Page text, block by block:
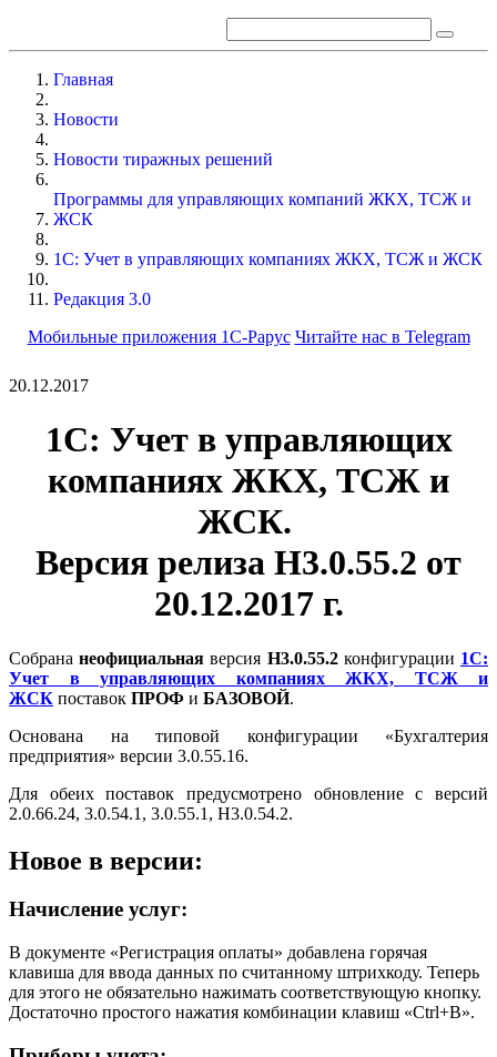
Главная
Новости
Новости тиражных решений
Программы для управляющих компаний ЖКХ, ТСЖ и
ЖСК
1С: Учет в управляющих компаниях ЖКХ, ТСЖ и ЖСК
Редакция 3.0
Мобильные приложения 1С-Рарус Читайте нас в Telegram
20.12.2017
1С: Учет в управляющих
компаниях ЖКХ, ТСЖ и
ЖСК.
Версия релиза Н3.0.55.2 от
20.12.2017 г.
Собрананеофициальная версия Н3.0.55.2конфигурации 1С:
Учет в управляющих компаниях ЖКХ, ТСЖ и
ЖСК поставок ПРОФ и БАЗОВОЙ.
Основана на типовой конфигурации «Бухгалтерия
предприятия» версии 3.0.55.16.
Для обеих поставок предусмотрено обновление с версий
2.0.66.24, 3.0.54.1, 3.0.55.1, Н3.0.54.2.
Новое в версии:
Начисление услуг:
В документе «Регистрация оплаты» добавлена горячая
клавиша для ввода данных по считанному штрихкоду. Теперь
для этого не обязательно нажимать соответствующую кнопку.
Достаточно простого нажатия комбинации клавиш «Ctrl+B».